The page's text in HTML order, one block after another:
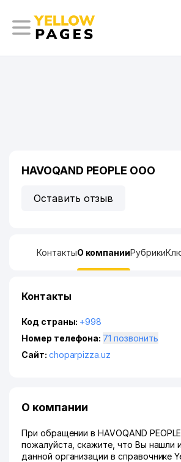
HAVOQAND PEOPLE ООО
Оставить отзыв
КонтактыО компанииРубрики
Контакты
Код страны: +998
Номер телефона:
71 позвонить
Сайт: choparpizza.uz
О компании
При обращении в HAVOQAND
пожалуйста, скажите, что Вы нашли
данной организации в справочнике